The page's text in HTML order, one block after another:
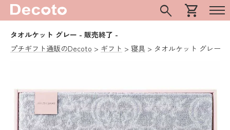
search shopping_cart
タオルケット グレー - 販売終了 -
プチギフト通販のDecoto
ギフト 寝具 タオルケット グレー